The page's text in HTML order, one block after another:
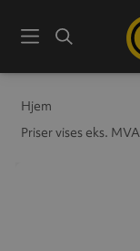
MenySøk
Hjem
Priser vises eks. MVA